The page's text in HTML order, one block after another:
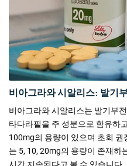
비아그라와 시알리스: 발기
비아그라와 시알리스는 발기부
타다라필을 주 성분으로 함유하
100mg의 용량이 있으며 초회
는 5, 10, 20mg의 용량이 존재하
시간 지속된다고 볼 수 있습니다.